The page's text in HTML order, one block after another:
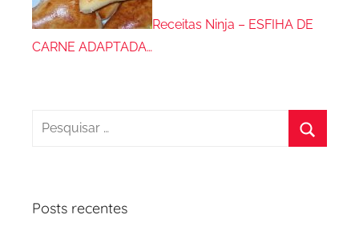
Receitas Ninja – ESFIHA DE
CARNE ADAPTADA…
Pesquisar
Posts recentes